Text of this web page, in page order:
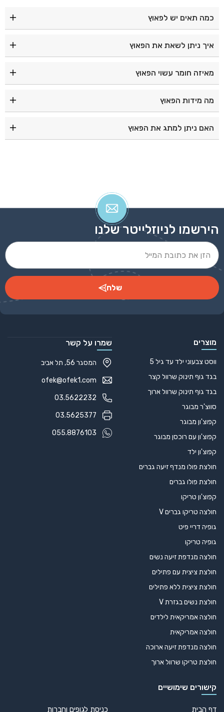
כמה תאים יש לפאוץ
איך ניתן לשאת את הפאוץ
מאיזה חומר עשוי הפאוץ
מה מידות הפאוץ
האם ניתן למתג את הפאוץ
הירשמו לניוזלייטר שלנו
שלח
מוצרים
ווסט צבעוני ילד עד גיל 5
בגד גוף תינוק שרוול קצר
בגד גוף תינוק שרוול ארוך
סווצ'ר מבוגר
קפוצ'ון מבוגר
קפוצ'ון עם רוכסן מבוגר
קפוצ'ון ילד
חולצת פולו מנדף זיעה גברים
חולצת פולו גברים
קפוצ'ון טריקו
חולצה טריקו גברים V
גופיה דריי פיט
גופיה טריקו
חולצה מנדפת זיעה נשים
חולצת ציצית עם פתילים
חולצת ציצית ללא פתילים
חולצת נשים בגזרת V
חולצה אמריקאית לילדים
חולצה אמריקאית
חולצה מנדפת זיעה ארוכה
חולצת טריקו שרוול ארוך
קישורים שימושיים
דף הבית כניסת לגופים וחברות
שמרו על קשר
המסגר 56, תל אביב
ofek@ofek1.com
03.5622232
03.5625377
055.8876103